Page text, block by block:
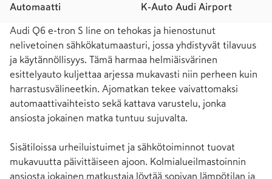
Automaatti K-Auto Audi Airport
Audi Q6 e-tron S line on tehokas ja hienostunut
nelivetoinen sähkökatumaasturi, jossa yhdistyvät tilavuus
ja käytännöllisyys. Tämä harmaa helmiäisvärinen
esittelyauto kuljettaa arjessa mukavasti niin perheen kuin
harrastusvälineetkin. Ajomatkan tekee vaivattomaksi
automaattivaihteisto sekä kattava varustelu, jonka
ansiosta jokainen matka tuntuu sujuvalta.
Sisätiloissa urheiluistuimet ja sähkötoiminnot tuovat
mukavuutta päivittäiseen ajoon. Kolmialueilmastoinnin
ansiosta jokainen matkustaja löytää sopivan lämpötilan ja